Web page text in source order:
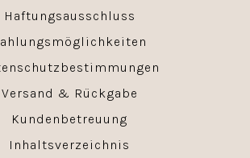
Haftungsausschluss
Versand & Rückgabe
Kundenbetreuung
Inhaltsverzeichnis